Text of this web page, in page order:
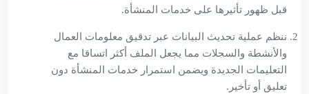
قبل ظهور تأثيرها على خدمات المنشأة.
ننظم عملية تحديث البيانات عبر تدقيق معلومات العمال
والأنشطة والسجلات مما يجعل الملف أكثر اتساقا مع
التعليمات الجديدة ويضمن استمرار خدمات المنشأة دون
تعليق أو تأخير.